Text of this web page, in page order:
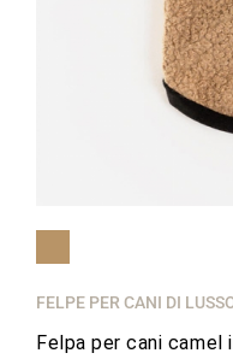
FELPE PER CANI DI
Felpa per cani